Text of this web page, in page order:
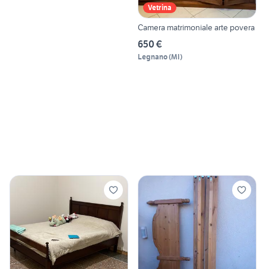
Vetrina
Camera matrimoniale arte povera
650 €
Legnano(MI)